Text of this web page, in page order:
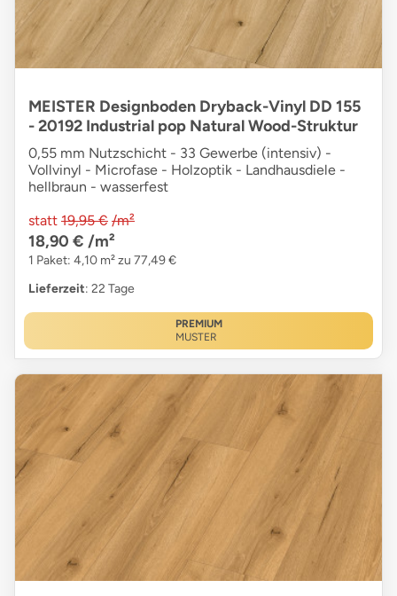
MEISTER Designboden Dryback-Vinyl DD 155
- 20192 Industrial pop Natural Wood-Struktur
0,55 mm Nutzschicht - 33 Gewerbe (intensiv) -
Vollvinyl - Microfase - Holzoptik - Landhausdiele -
hellbraun - wasserfest
statt 19,95 € /m²
18,90 € /m²
1 Paket: 4,10 m² zu 77,49 €
Lieferzeit: 22 Tage
PREMIUM
MUSTER